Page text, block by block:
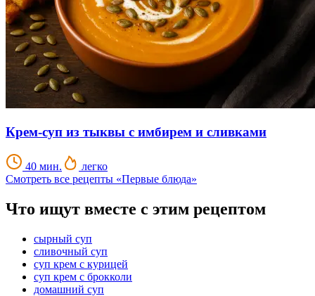
Крем-суп из тыквы с имбирем и сливками
40 мин.
легко
Смотреть все рецепты «Первые блюда»
Что ищут вместе с этим рецептом
сырный суп
сливочный суп
суп крем с курицей
суп крем с брокколи
домашний суп